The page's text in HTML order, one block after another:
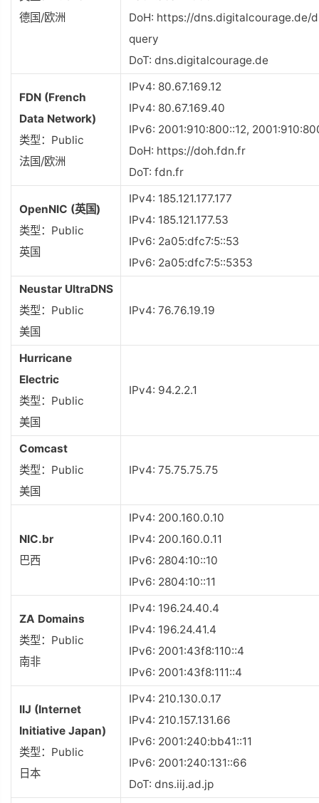
德国/欧洲
DoH: https://dns.digitalcourage.de/
query
DoT: dns.digitalcourage.de
FDN (French
Data Network)
类型：Public
法国/欧洲
IPv4: 80.67.169.12
IPv4: 80.67.169.40
IPv6: 2001:910:800::12,
DoH: https://doh.fdn.fr
DoT: fdn.fr
OpenNIC (英国)
类型：Public
英国
IPv4: 185.121.177.177
IPv4: 185.121.177.53
IPv6: 2a05:dfc7:5::53
IPv6: 2a05:dfc7:5::5353
Neustar UltraDNS
类型：Public
美国
IPv4: 76.76.19.19
Hurricane
Electric
类型：Public
美国
IPv4: 94.2.2.1
Comcast
类型：Public
美国
IPv4: 75.75.75.75
NIC.br
巴西
IPv4: 200.160.0.10
IPv4: 200.160.0.11
IPv6: 2804:10::10
IPv6: 2804:10::11
ZA Domains
类型：Public
南非
IPv4: 196.24.40.4
IPv4: 196.24.41.4
IPv6: 2001:43f8:110::4
IPv6: 2001:43f8:111::4
IIJ (Internet
Initiative Japan)
类型：Public
日本
IPv4: 210.130.0.17
IPv4: 210.157.131.66
IPv6: 2001:240:bb41::11
IPv6: 2001:240:131::66
DoT: dns.iij.ad.jp